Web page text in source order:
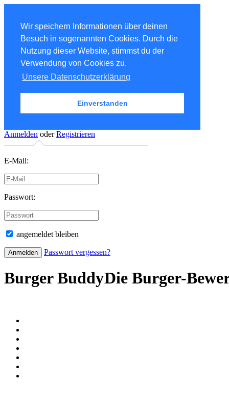
Wir speichern Informationen über deinen
Besuch in sogenannten Cookies. Durch die
Nutzung dieser Website, stimmst du der
Verwendung von Cookies zu.
Unsere Datenschutzerklärung
Einverstanden
Anmelden oder Registrieren
E-Mail:
Passwort:
angemeldet bleiben
Passwort vergessen?
Burger BuddyDie Burger-